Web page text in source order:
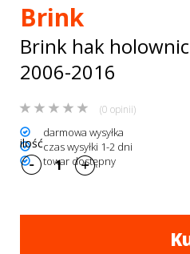
SPORTOWE
Przyczepy
samochodowe
Brink
Brink hak
2006-2016
(0 opinii)
darmowa wysyłka
czas wysyłki 1-2 dni
towar dostępny
ilość